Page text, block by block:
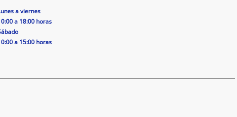
a viernes
a 18:00 horas
a 15:00 horas